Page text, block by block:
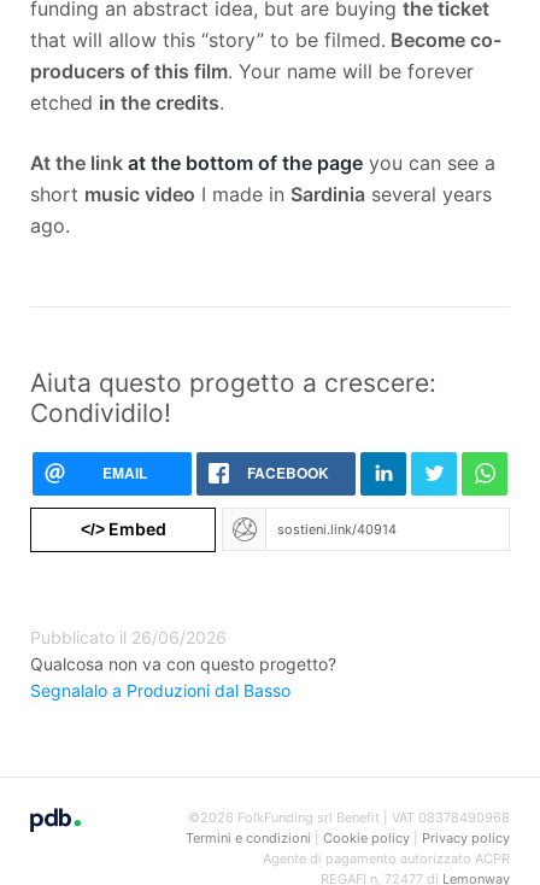
funding an abstract idea, but are buying the ticket
that will allow this “story” to be filmed. Become co-
producers of this film. Your name will be forever
etched in the credits.
At the link at the bottom of the page you can see a
short music video I made in Sardinia several years
ago.
Aiuta questo progetto a crescere:
Condividilo!
EMAIL FACEBOOK
</>Embed
Pubblicato il 26/06/2026
Qualcosa non va con questo progetto?
Segnalalo a Produzioni dal Basso
©2026 FolkFunding srl Benefit | VAT 08378490968
Termini e condizioni
Cookie policy| Privacy policy
Agente di pagamento autorizzato ACPR
REGAFI n. 72477 di Lemonway